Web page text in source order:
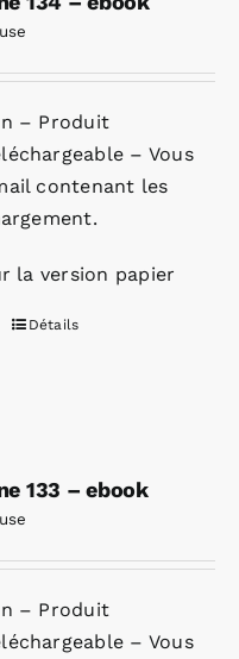
– Produit
– Vous
contenant les
la version papier
Détails
133 – ebook
– Produit
– Vous